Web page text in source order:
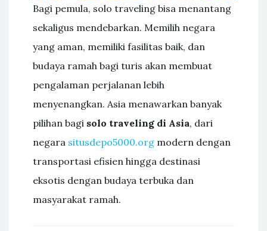
Bagi pemula, solo traveling bisa menantang
sekaligus mendebarkan. Memilih negara
yang aman, memiliki fasilitas baik, dan
budaya ramah bagi turis akan membuat
pengalaman perjalanan lebih
menyenangkan. Asia menawarkan banyak
pilihan bagi solo traveling di Asia, dari
negara situsdepo5000.org modern dengan
transportasi efisien hingga destinasi
eksotis dengan budaya terbuka dan
masyarakat ramah.